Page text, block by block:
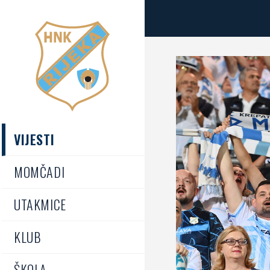
VIJESTI
MOMČADI
UTAKMICE
KLUB